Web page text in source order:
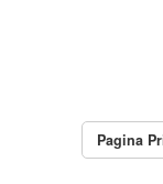
Pagina